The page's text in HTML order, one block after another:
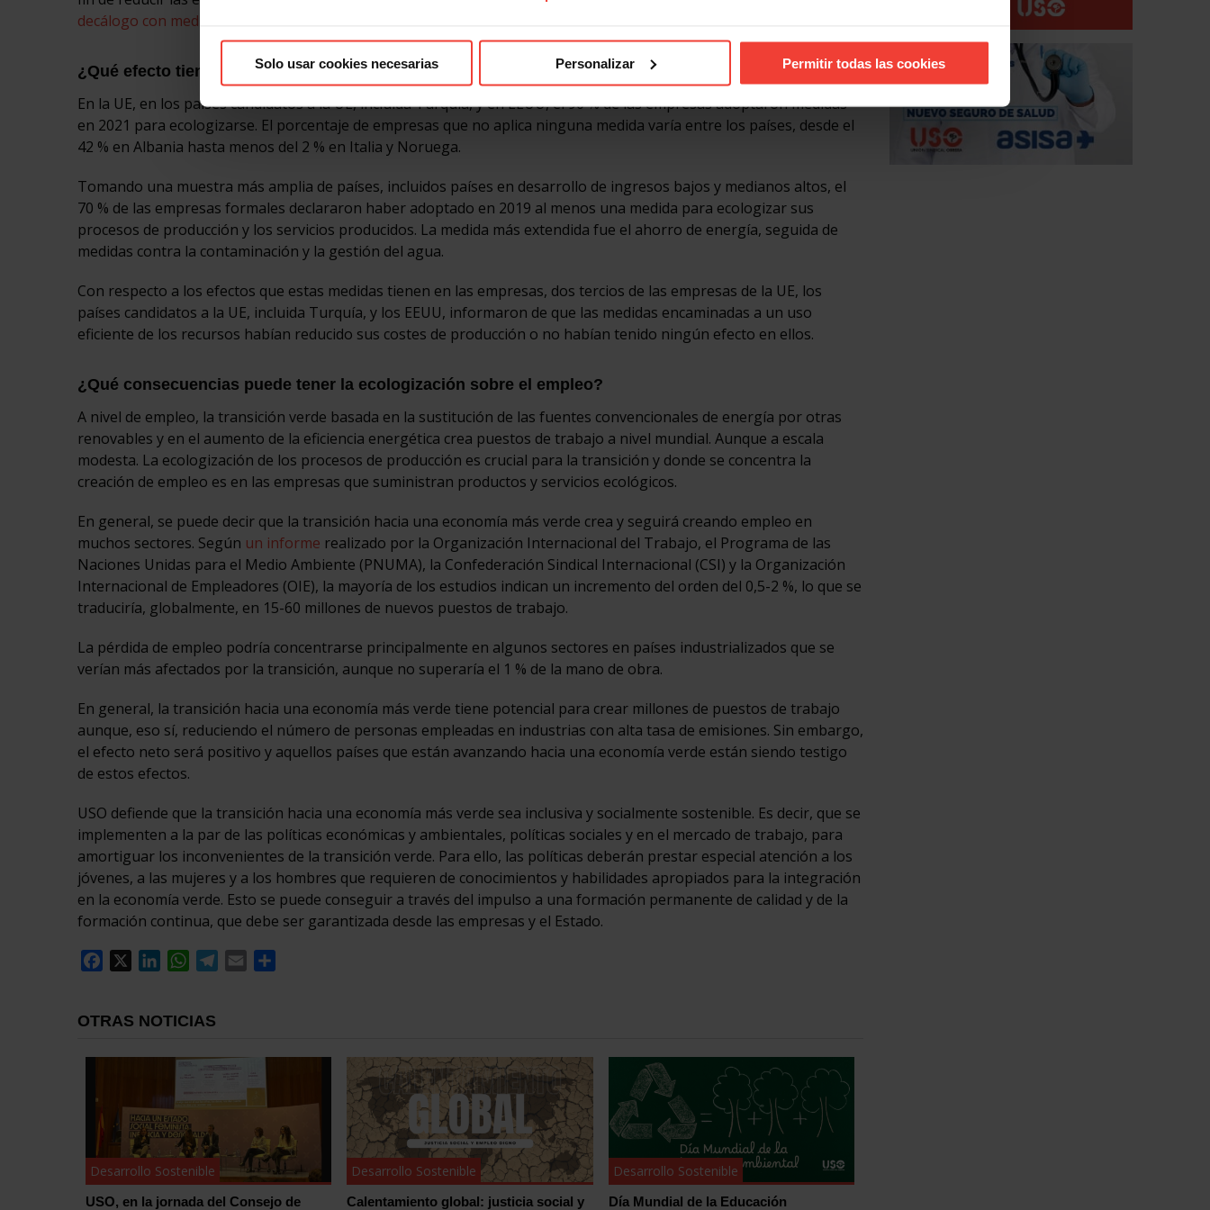
Solo usar cookies necesarias Personalizar Permitir todas las cookies
decálogo con medidas para actuar contra el cambio climático
¿Qué efecto tienen las empresas ecológicas?
En la UE, en los países candidatos a la UE, incluida Turquía, y en EEUU, el 90 % de las empresas adoptaron medidas
en 2021 para ecologizarse. El porcentaje de empresas que no aplica ninguna medida varía entre los países, desde el
42 % en Albania hasta menos del 2 % en Italia y Noruega.
Tomando una muestra más amplia de países, incluidos países en desarrollo de ingresos bajos y medianos altos, el
70 % de las empresas formales declararon haber adoptado en 2019 al menos una medida para ecologizar sus
procesos de producción y los servicios producidos. La medida más extendida fue el ahorro de energía, seguida de
medidas contra la contaminación y la gestión del agua.
Con respecto a los efectos que estas medidas tienen en las empresas, dos tercios de las empresas de la UE, los
países candidatos a la UE, incluida Turquía, y los EEUU, informaron de que las medidas encaminadas a un uso
eficiente de los recursos habían reducido sus costes de producción o no habían tenido ningún efecto en ellos.
¿Qué consecuencias puede tener la ecologización sobre el empleo?
A nivel de empleo, la transición verde basada en la sustitución de las fuentes convencionales de energía por otras
renovables y en el aumento de la eficiencia energética crea puestos de trabajo a nivel mundial. Aunque a escala
modesta. La ecologización de los procesos de producción es crucial para la transición y donde se concentra la
creación de empleo es en las empresas que suministran productos y servicios ecológicos.
En general, se puede decir que la transición hacia una economía más verde crea y seguirá creando empleo en
muchos sectores. Según un informe realizado por la Organización Internacional del Trabajo, el Programa de las
Naciones Unidas para el Medio Ambiente (PNUMA), la Confederación Sindical Internacional (CSI) y la Organización
Internacional de Empleadores (OIE), la mayoría de los estudios indican un incremento del orden del 0,5-2 %, lo que se
traduciría, globalmente, en 15-60 millones de nuevos puestos de trabajo.
La pérdida de empleo podría concentrarse principalmente en algunos sectores en países industrializados que se
verían más afectados por la transición, aunque no superaría el 1 % de la mano de obra.
En general, la transición hacia una economía más verde tiene potencial para crear millones de puestos de trabajo
aunque, eso sí, reduciendo el número de personas empleadas en industrias con alta tasa de emisiones. Sin embargo,
el efecto neto será positivo y aquellos países que están avanzando hacia una economía verde están siendo testigo
de estos efectos.
USO defiende que la transición hacia una economía más verde sea inclusiva y socialmente sostenible. Es decir, que se
implementen a la par de las políticas económicas y ambientales, políticas sociales y en el mercado de trabajo, para
amortiguar los inconvenientes de la transición verde. Para ello, las políticas deberán prestar especial atención a los
jóvenes, a las mujeres y a los hombres que requieren de conocimientos y habilidades apropiados para la integración
en la economía verde. Esto se puede conseguir a través del impulso a una formación permanente de calidad y de la
formación continua, que debe ser garantizada desde las empresas y el Estado.
Facebook
LinkedInWhatsApp
Telegram
Email
OTRAS NOTICIAS
Desarrollo Sostenible
USO, en la jornada del Consejo de
Desarrollo Sostenible
Calentamiento global: justicia social y
Desarrollo Sostenible
Día Mundial de la Educación